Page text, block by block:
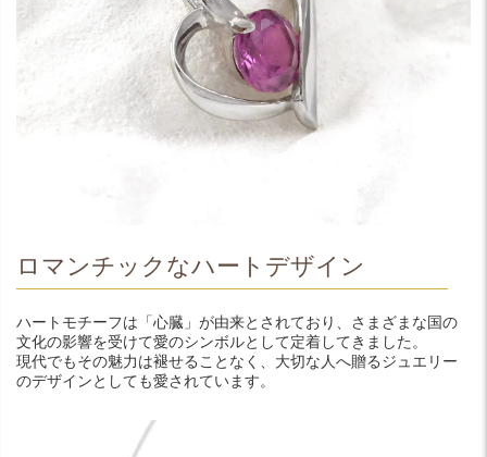
ロマンチックなハートデザイン
ハートモチーフは「心臓」が由来とされており、さまざまな国の
文化の影響を受けて愛のシンボルとして定着してきました。
現代でもその魅力は褪せることなく、大切な人へ贈るジュエリー
のデザインとしても愛されています。